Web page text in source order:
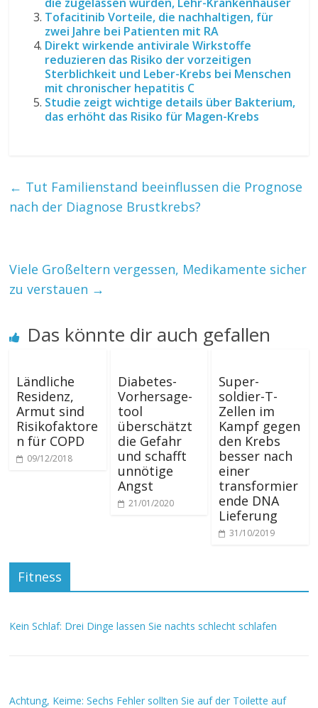
Tofacitinib Vorteile, die nachhaltigen, für
zwei Jahre bei Patienten mit RA
Direkt wirkende antivirale Wirkstoffe
reduzieren das Risiko der vorzeitigen
Sterblichkeit und Leber-Krebs bei Menschen
mit chronischer hepatitis C
Studie zeigt wichtige details über Bakterium,
das erhöht das Risiko für Magen-Krebs
← Tut Familienstand beeinflussen die Prognose
nach der Diagnose Brustkrebs?
Viele Großeltern vergessen, Medikamente sicher
zu verstauen →
Das könnte dir auch gefallen
Ländliche
Residenz,
Armut sind
Risikofaktore
n für COPD
09/12/2018
Diabetes-
Vorhersage-
tool
überschätzt
die Gefahr
und schafft
unnötige
Angst
21/01/2020
Super-
soldier-T-
Zellen im
Kampf gegen
den Krebs
besser nach
einer
transformier
ende DNA
Lieferung
31/10/2019
Fitness
Kein Schlaf: Drei Dinge lassen Sie nachts schlecht schlafen
Achtung, Keime: Sechs Fehler sollten Sie auf der Toilette auf